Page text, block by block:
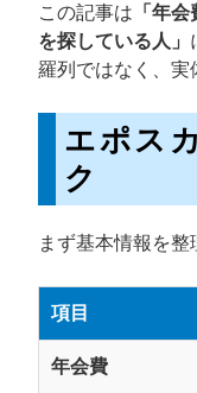
この記事は 「年
を探している人」
羅列ではなく、実
エポス
ク
まず基本情報を整
項目
年会費